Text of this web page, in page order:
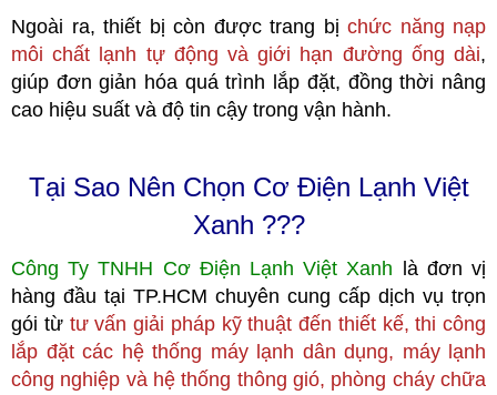
Ngoài ra, thiết bị còn được trang bị chức năng nạp
môi chất lạnh tự động và giới hạn đường ống dài,
giúp đơn giản hóa quá trình lắp đặt, đồng thời nâng
cao hiệu suất và độ tin cậy trong vận hành.
Tại Sao Nên Chọn Cơ Điện Lạnh Việt
Xanh ???
Công Ty TNHH Cơ Điện Lạnh Việt Xanh
là đơn vị
hàng đầu tại TP.HCM chuyên cung cấp dịch vụ trọn
gói từ tư vấn giải pháp kỹ thuật đến thiết kế, thi công
lắp đặt các hệ thống máy lạnh dân dụng, máy lạnh
công nghiệp và hệ thống thông gió, phòng cháy chữa